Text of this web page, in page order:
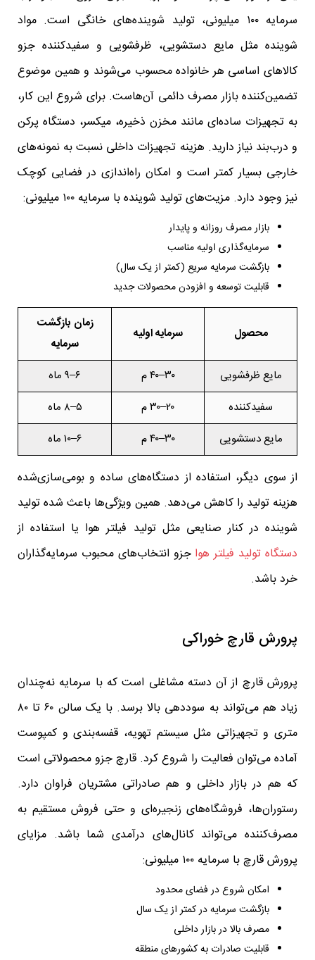
سرمایه ۱۰۰ میلیونی، تولید شوینده‌های خانگی است. مواد
شوینده مثل مایع دستشویی، ظرفشویی و سفیدکننده جزو
کالاهای اساسی هر خانواده محسوب می‌شوند و همین موضوع
تضمین‌کننده بازار مصرف دائمی آن‌هاست. برای شروع این کار،
به تجهیزات ساده‌ای مانند مخزن ذخیره، میکسر، دستگاه پرکن
و درب‌بند نیاز دارید. هزینه تجهیزات داخلی نسبت به نمونه‌های
خارجی بسیار کمتر است و امکان راه‌اندازی در فضایی کوچک
نیز وجود دارد. مزیت‌های تولید شوینده با سرمایه ۱۰۰ میلیونی:
بازار مصرف روزانه و پایدار
سرمایه‌گذاری اولیه مناسب
بازگشت سرمایه سریع (کمتر از یک سال)
قابلیت توسعه و افزودن محصولات جدید
محصول سرمایه اولیه
زمان بازگشت
سرمایه
مایع ظرفشویی
۳۰–۴۰ م
۶–۹ ماه
سفیدکننده
۲۰–۳۰ م
۵–۸ ماه
مایع دستشویی
۳۰–۴۰ م ۶–۱۰ ماه
از سوی دیگر، استفاده از دستگاه‌های ساده و بومی‌سازی‌شده
هزینه تولید را کاهش می‌دهد. همین ویژگی‌ها باعث شده تولید
شوینده در کنار صنایعی مثل تولید فیلتر هوا یا استفاده از
دستگاه تولید فیلتر هوا جزو انتخاب‌های محبوب سرمایه‌گذاران
خرد باشد.
پرورش قارچ خوراکی
پرورش قارچ از آن دسته مشاغلی است که با سرمایه نه‌چندان
زیاد هم می‌تواند به سوددهی بالا برسد. با یک سالن ۶۰ تا ۸۰
متری و تجهیزاتی مثل سیستم تهویه، قفسه‌بندی و کمپوست
آماده می‌توان فعالیت را شروع کرد. قارچ جزو محصولاتی است
که هم در بازار داخلی و هم صادراتی مشتریان فراوان دارد.
رستوران‌ها، فروشگاه‌های زنجیره‌ای و حتی فروش مستقیم به
مصرف‌کننده می‌تواند کانال‌های درآمدی شما باشد. مزایای
پرورش قارچ با سرمایه ۱۰۰ میلیونی:
امکان شروع در فضای محدود
بازگشت سرمایه در کمتر از یک سال
مصرف بالا در بازار داخلی
قابلیت صادرات به کشورهای منطقه